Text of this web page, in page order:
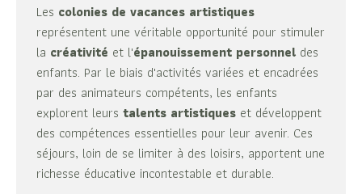
Les colonies de vacances artistiques
représentent une véritable opportunité pour stimuler
la créativité et l'épanouissement personnel des
enfants. Par le biais d'activités variées et encadrées
par des animateurs compétents, les enfants
explorent leurs talents artistiques et développent
des compétences essentielles pour leur avenir. Ces
séjours, loin de se limiter à des loisirs, apportent une
richesse éducative incontestable et durable.